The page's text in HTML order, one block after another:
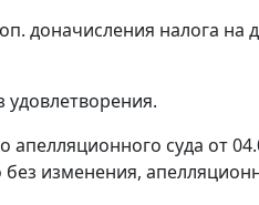
доначисления налога на
удовлетворения.
суда от
изменения,